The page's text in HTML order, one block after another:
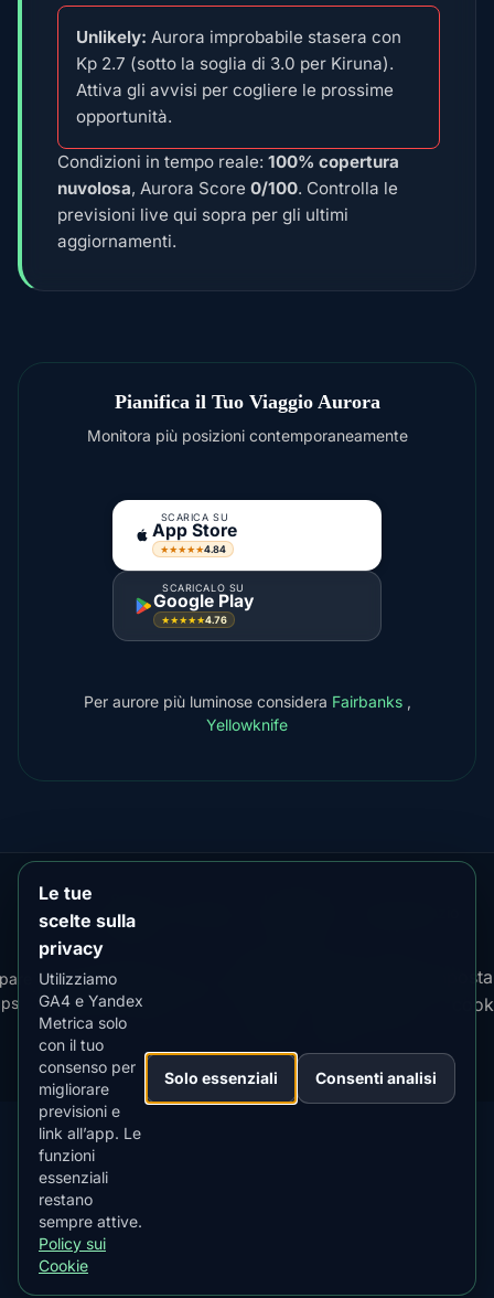
Unlikely: Aurora improbabile stasera con
Kp 2.7 (sotto la soglia di 3.0 per Kiruna).
Attiva gli avvisi per cogliere le prossime
opportunità.
Condizioni in tempo reale: 100% copertura
nuvolosa, Aurora Score 0/100. Controlla le
previsioni live qui sopra per gli ultimi
aggiornamenti.
Pianifica il Tuo Viaggio Aurora
Monitora più posizioni contemporaneamente
SCARICA SU
App Store
★★★★★4.84
SCARICALO SU
Google Play
★★★★★4.76
Per aurore più luminose considera Fairbanks ,
Yellowknife
Our
Apps:
Forecast
Kp
Index
·
Best
Time
l'app
© 2026 AuroraMe. Tutti i diritti riservati.
Le tue
scelte sulla
privacy
Utilizziamo
GA4 e Yandex
Metrica solo
con il tuo
consenso per
migliorare
previsioni e
link all’app. Le
funzioni
essenziali
restano
sempre attive.
Policy sui
Cookie
Solo essenziali Consenti analisi